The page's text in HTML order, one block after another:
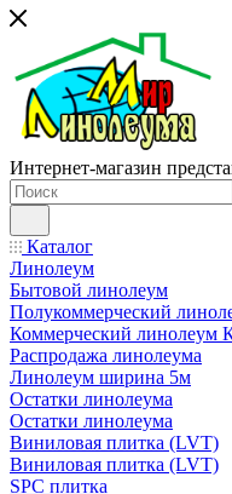
Интернет-магазин
Каталог
Линолеум
Бытовой линолеум
Полукоммерческий
Коммерческий линолеум
Распродажа линолеума
Линолеум ширина 5м
Остатки линолеума
Остатки линолеума
Виниловая плитка (LVT)
Виниловая плитка (LVT)
SPC плитка